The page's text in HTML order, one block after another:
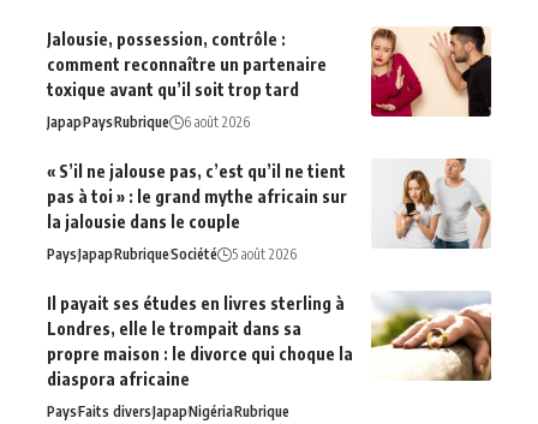
Jalousie, possession, contrôle :
comment reconnaître un partenaire
toxique avant qu’il soit trop tard
JapapPaysRubrique 6 août 2026
« S’il ne jalouse pas, c’est qu’il ne tient
pas à toi » : le grand mythe africain sur
la jalousie dans le couple
PaysJapapRubriqueSociété 5 août 2026
Il payait ses études en livres sterling à
Londres, elle le trompait dans sa
propre maison : le divorce qui choque la
diaspora africaine
PaysFaits diversJapapNigériaRubrique